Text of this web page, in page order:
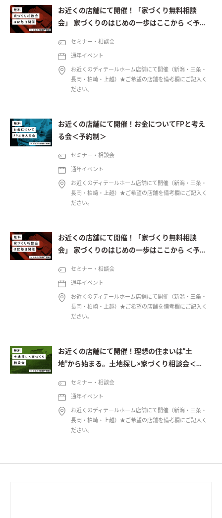
お近くの店舗にて開催！「家づくり無料相談
会」 家づくりのはじめの一歩はここから ＜予約
セミナー・相談会
通年イベント
お近くのディテールホーム店舗にて開催（新潟・三条・
長岡・柏崎・上越）★ご希望の店舗を備考欄にご記入く
ださい。
お近くの店舗にて開催！お金についてFPと考え
る会＜予約制＞
セミナー・相談会
通年イベント
お近くのディテールホーム店舗にて開催（新潟・三条・
長岡・柏崎・上越）★ご希望の店舗を備考欄にご記入く
ださい。
お近くの店舗にて開催！「家づくり無料相談
会」 家づくりのはじめの一歩はここから ＜予約
セミナー・相談会
通年イベント
お近くのディテールホーム店舗にて開催（新潟・三条・
長岡・柏崎・上越）★ご希望の店舗を備考欄にご記入く
ださい。
お近くの店舗にて開催！理想の住まいは“土
地”から始まる。土地探し×家づくり相談会＜予
セミナー・相談会
通年イベント
お近くのディテールホーム店舗にて開催（新潟・三条・
長岡・柏崎・上越）★ご希望の店舗を備考欄にご記入く
ださい。